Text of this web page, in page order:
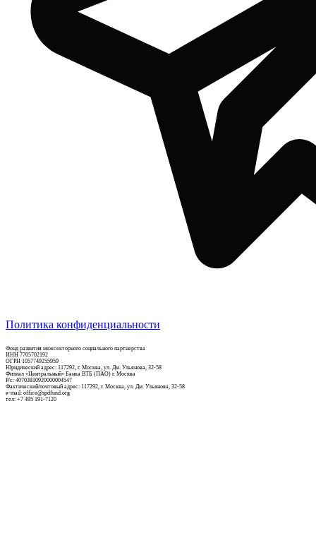
Политика конфиденциальности
Фонд развития межсекторного социального партнерства
ИНН 7705702192
ОГРН 1057749255959
Юридический адрес: 117292, г. Москва, ул. Дм. Ульянова, 32-58
Филиал «Центральный» Банка ВТБ (ПАО) г. Москва
Р/c: 40703810920000004547
Фактический/почтовый адрес: 117292, г. Москва, ул. Дм. Ульянова, 32-58
e-mail: office@spdfund.org
тел: +7 495 191-7120